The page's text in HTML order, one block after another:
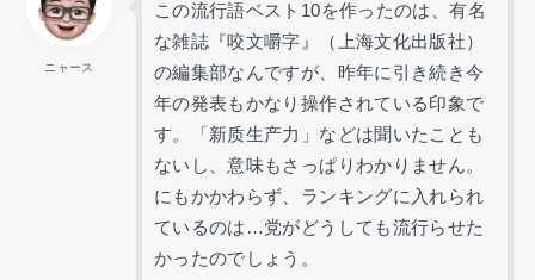
ニャース
この流行語ベスト10を作ったのは、有名
な雑誌『咬文嚼字』（上海文化出版社）
の編集部なんですが、昨年に引き続き今
年の発表もかなり操作されている印象で
す。「新质生产力」などは聞いたことも
ないし、意味もさっぱりわかりません。
にもかかわらず、ランキングに入れられ
ているのは…党がどうしても流行らせた
かったのでしょう。